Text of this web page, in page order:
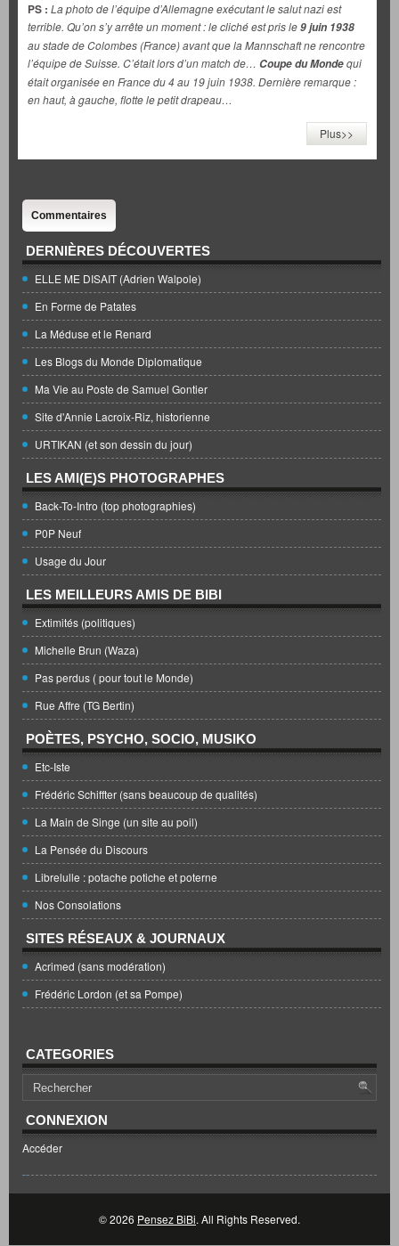
PS : La photo de l’équipe d’Allemagne exécutant le salut nazi est
terrible. Qu’on s’y arrête un moment : le cliché est pris le9 juin 1938
au stade de Colombes (France) avant que la Mannschaft ne rencontre
l’équipe de Suisse. C’était lors d’un match de… Coupe du Mondequi
était organisée en France du 4 au 19 juin 1938. Dernière remarque :
en haut, à gauche, flotte le petit drapeau…
Plus>>
Commentaires
DERNIÈRES DÉCOUVERTES
ELLE ME DISAIT (Adrien Walpole)
En Forme de Patates
La Méduse et le Renard
Les Blogs du Monde Diplomatique
Ma Vie au Poste de Samuel Gontier
Site d'Annie Lacroix-Riz, historienne
URTIKAN (et son dessin du jour)
LES AMI(E)S PHOTOGRAPHES
Back-To-Intro (top photographies)
P0P Neuf
Usage du Jour
LES MEILLEURS AMIS DE BIBI
Extimités (politiques)
Michelle Brun (Waza)
Pas perdus ( pour tout le Monde)
Rue Affre (TG Bertin)
POÈTES, PSYCHO, SOCIO, MUSIKO
Etc-Iste
Frédéric Schiffter (sans beaucoup de qualités)
La Main de Singe (un site au poil)
La Pensée du Discours
Librelulle : potache potiche et poterne
Nos Consolations
SITES RÉSEAUX & JOURNAUX
Acrimed (sans modération)
Frédéric Lordon (et sa Pompe)
CATEGORIES
CONNEXION
Accéder
© 2026 Pensez BiBi. All Rights Reserved.